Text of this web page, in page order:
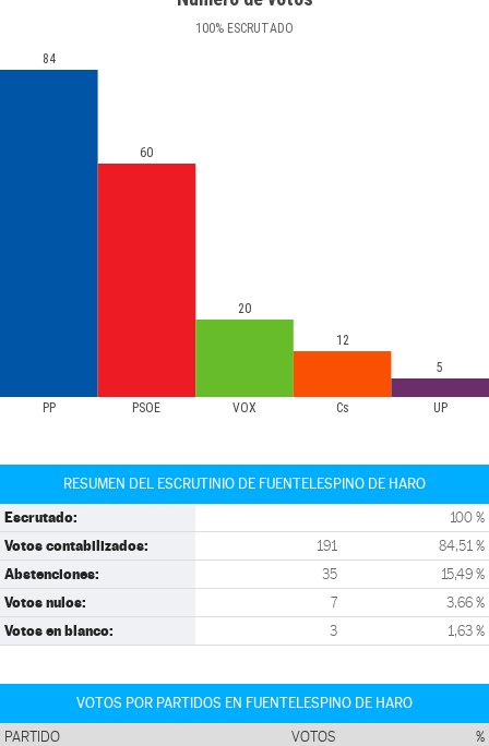
100% ESCRUTADO
PP PSOE VOX Cs UP
84
60
20
12
5
RESUMEN DEL ESCRUTINIO DE FUENTELESPINO DE HARO
Escrutado: 100 %
Votos contabilizados: 191 84,51 %
Abstenciones: 35 15,49 %
Votos nulos: 7 3,66 %
Votos en blanco: 3 1,63 %
VOTOS POR PARTIDOS EN FUENTELESPINO DE HARO
PARTIDO VOTOS %